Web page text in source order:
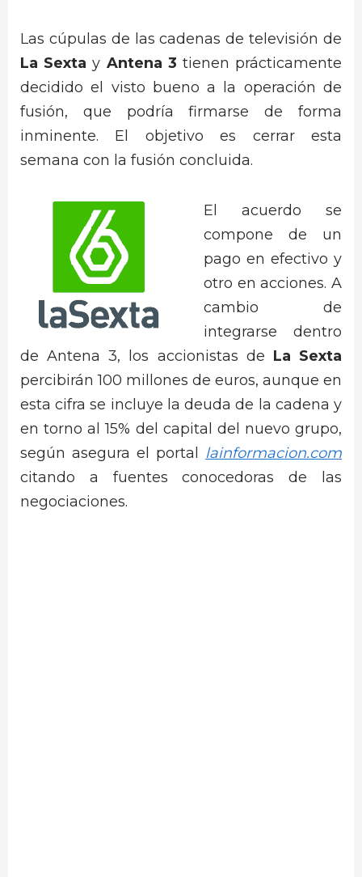
Las cúpulas de las cadenas de televisión de
La Sexta y Antena 3 tienen prácticamente
decidido el visto bueno a la operación de
fusión, que podría firmarse de forma
inminente. El objetivo es cerrar esta
semana con la fusión concluida.
El acuerdo se
compone de un
pago en efectivo y
otro en acciones. A
cambio de
integrarse dentro
de Antena 3, los accionistas de La Sexta
percibirán 100 millones de euros, aunque en
esta cifra se incluye la deuda de la cadena y
en torno al 15% del capital del nuevo grupo,
según asegura el portal
lainformacion.com
citando a fuentes conocedoras de las
negociaciones.